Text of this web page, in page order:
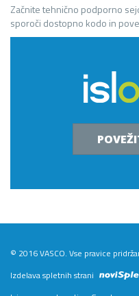
Začnite tehnično podporno
sporoči dostopno kodo in
© 2016 VASCO. Vse pravice
Izdelava spletnih strani